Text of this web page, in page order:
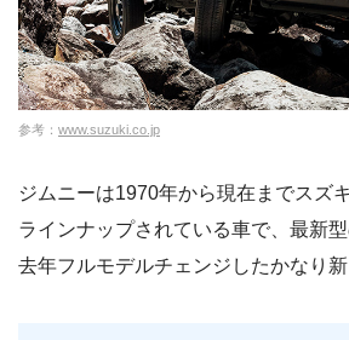
参考： www.suzuki.co.jp
ジムニーは1970年から現在までスズ
ラインナップされている車で、最新
去年フルモデルチェンジしたかなり新